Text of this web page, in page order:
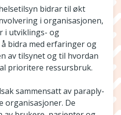
bidrar til økt
i organisasjonen,
i utviklings- og
bidra med erfaringer og
av tilsynet og til hvordan
prioritere ressursbruk.
sammensatt av paraply-
organisasjoner. De